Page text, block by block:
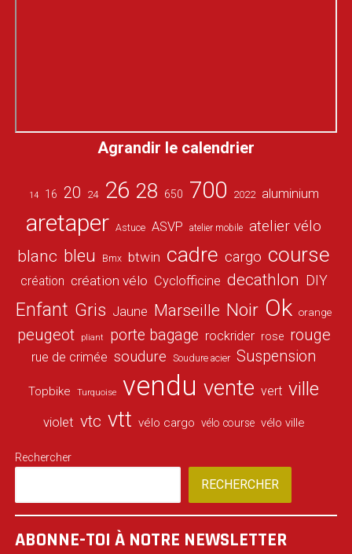
Agrandir le calendrier
14 16 20 24 26 28 650 700 2022 aluminium
aretaper Astuce ASVP atelier mobile atelier vélo
blanc bleu Bmx btwin cadre cargo course
création création vélo Cyclofficine decathlon DIY
Enfant Gris Jaune Marseille Noir Ok orange
peugeot pliant porte bagage rockrider rose rouge
rue de crimée soudure Soudure acier Suspension
Topbike Turquoise vendu vente vert ville
violet vtc vtt vélo cargo vélo course vélo ville
Rechercher
RECHERCHER
ABONNE-TOI À NOTRE NEWSLETTER